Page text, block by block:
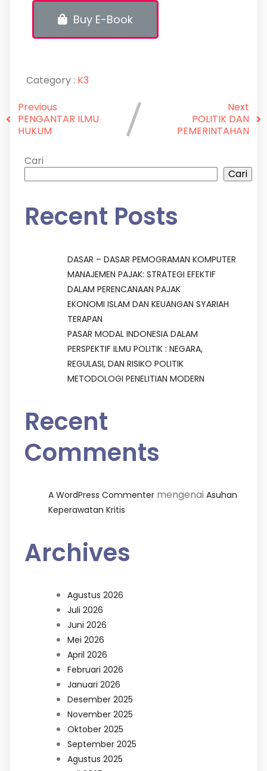
Buy E-Book
Category : K3
Previous
PENGANTAR ILMU
HUKUM
Next
POLITIK DAN
PEMERINTAHAN
Cari
Cari
Recent Posts
DASAR – DASAR PEMOGRAMAN KOMPUTER
MANAJEMEN PAJAK: STRATEGI EFEKTIF
DALAM PERENCANAAN PAJAK
EKONOMI ISLAM DAN KEUANGAN SYARIAH
TERAPAN
PASAR MODAL INDONESIA DALAM
PERSPEKTIF ILMU POLITIK : NEGARA,
REGULASI, DAN RISIKO POLITIK
METODOLOGI PENELITIAN MODERN
Recent
Comments
A WordPress Commenter mengenai Asuhan
Keperawatan Kritis
Archives
Agustus 2026
Juli 2026
Juni 2026
Mei 2026
April 2026
Februari 2026
Januari 2026
Desember 2025
November 2025
Oktober 2025
September 2025
Agustus 2025